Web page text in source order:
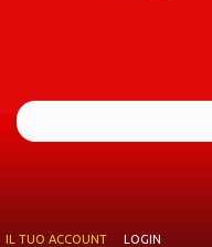
IL TUO ACCOUNT
LOGIN